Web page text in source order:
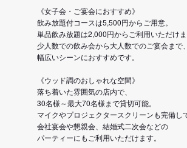
《女子会・ご宴会におすすめ》
飲み放題付コースは5,500円からご用意。
単品飲み放題は2,000円からご利用いただけま
少人数での飲み会から大人数でのご宴会まで、
幅広いシーンにおすすめです。
《ウッド調のおしゃれな空間》
落ち着いた雰囲気の店内で、
30名様～最大70名様まで貸切可能。
マイクやプロジェクタースクリーンも完備し
会社宴会や懇親会、結婚式二次会などの
パーティーにもご利用いただけます。